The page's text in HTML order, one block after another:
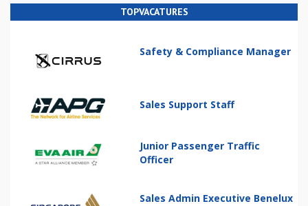
TOPVACATURES
Safety & Compliance Manager
Sales Support Staff
Junior Passenger Traffic
Officer
Sales Admin Executive Benelux